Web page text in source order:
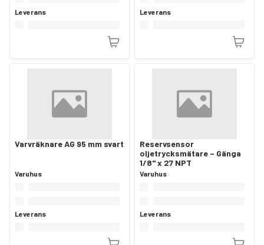
Leverans Leverans
Varvräknare AG 95 mm svart
Varuhus
Leverans
Reservsensor
oljetrycksmätare – Gänga
1/8" x 27 NPT
Varuhus
Leverans